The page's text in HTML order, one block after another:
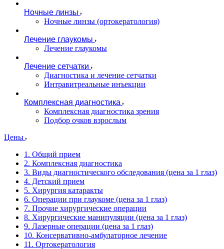
Ночные линзы
Ночные линзы (ортокератология)
Лечение глаукомы
Лечение глаукомы
Лечение сетчатки
Диагностика и лечение сетчатки
Интравитреальные инъекции
Комплексная диагностика
Комплексная диагностика зрения
Подбор очков взрослым
Цены
1. Общий прием
2. Комплексная диагностика
3. Виды диагностического обследования (цена за 1 глаз)
4. Детский прием
5. Хирургия катаракты
6. Операции при глаукоме (цена за 1 глаз)
7. Прочие хирургические операции
8. Хирургические манипуляции (цена за 1 глаз)
9. Лазерные операции (цена за 1 глаз)
10. Консервативно-амбулаторное лечение
11. Ортокератология